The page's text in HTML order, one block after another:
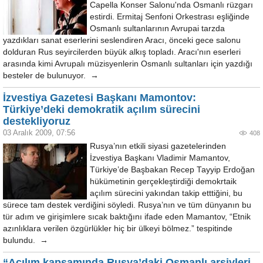
Capella Konser Salonu'nda Osmanlı rüzgarı
estirdi. Ermitaj Senfoni Orkestrası eşliğinde
Osmanlı sultanlarının Avrupai tarzda
yazdıkları sanat eserlerini seslendiren Aracı, önceki gece salonu
dolduran Rus seyircilerden büyük alkış topladı. Aracı'nın eserleri
arasında kimi Avrupalı müzisyenlerin Osmanlı sultanları için yazdığı
besteler de bulunuyor. →
İzvestiya Gazetesi Başkanı Mamontov:
Türkiye’deki demokratik açılım sürecini
destekliyoruz
03 Aralık 2009, 07:56 408
Rusya’nın etkili siyasi gazetelerinden
İzvestiya Başkanı Vladimir Mamantov,
Türkiye’de Başbakan Recep Tayyip Erdoğan
hükümetinin gerçekleştirdiği demokrtaik
açılım sürecini yakından takip etttiğini, bu
sürece tam destek verdiğini söyledi. Rusya’nın ve tüm dünyanın bu
tür adım ve girişimlere sıcak baktığını ifade eden Mamantov, “Etnik
azınlıklara verilen özgürlükler hiç bir ülkeyi bölmez.” tespitinde
bulundu. →